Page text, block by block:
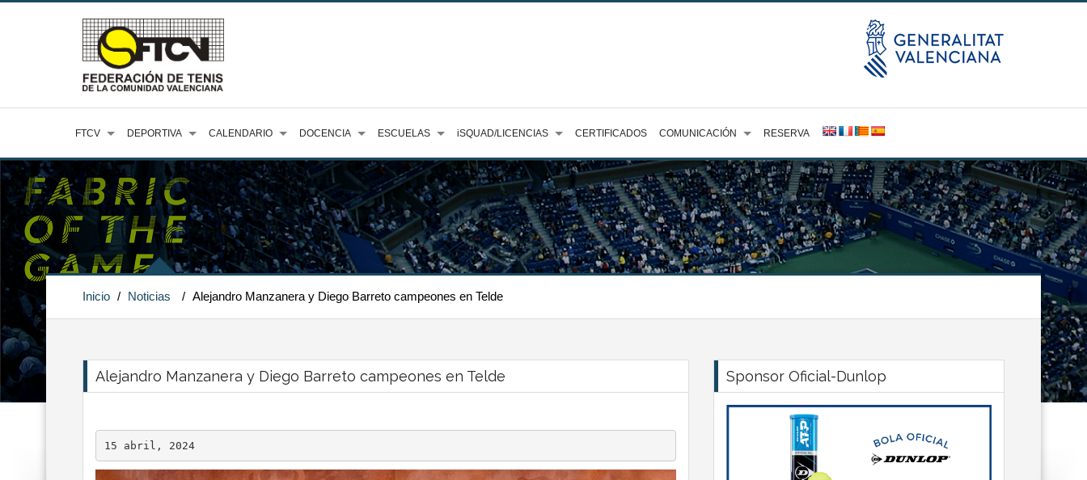
FTCV DEPORTIVA CALENDARIO DOCENCIA ESCUELAS iSQUAD/LICENCIAS CERTIFICADOS COMUNICACIÓN RESERVA
Inicio / Noticias / Alejandro Manzanera y Diego Barreto campeones en Telde
Alejandro Manzanera y Diego Barreto campeones en Telde
15 abril, 2024
Sponsor Oficial-Dunlop